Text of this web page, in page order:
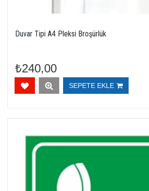
Duvar Tipi A4 Pleksi Broşürlük
₺240,00
SEPETE EKLE